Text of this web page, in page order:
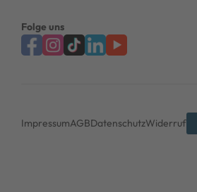
Folge uns
ImpressumAGBDatenschutzWiderruf